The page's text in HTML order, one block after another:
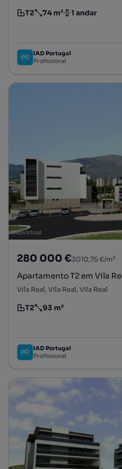
Tipologia
T2
Preço por metro quadrado
74 m²
Andar 1 andar
IAD Portugal
Profissional
280 000 €3010,75 €/m²
Apartamento T2 em Vila
Vila Real, Vila Real, Vila Real
Tipologia
T2
Preço por metro quadrado
93 m²
IAD Portugal
Profissional